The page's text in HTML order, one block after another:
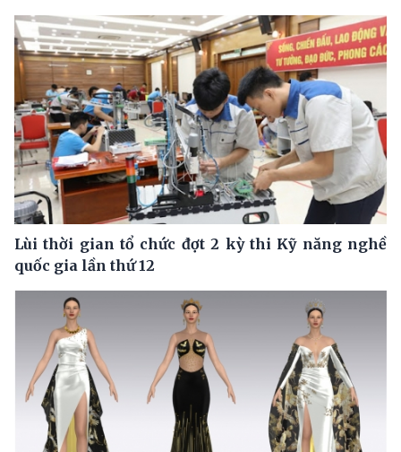
Lùi thời gian tổ chức đợt 2 kỳ thi Kỹ năng nghề
quốc gia lần thứ 12